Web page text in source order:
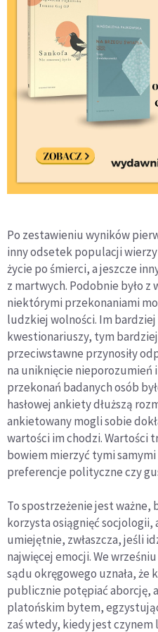
Po zestawieniu wyników
inny odsetek populacji
życie po śmierci, a jeszcze
z martwych. Podobnie było z
niektórymi przekonaniami
ludzkiej wolności. Im
kwestionariuszy, tym
przeciwstawne przynosiły
na uniknięcie nieporozumień
przekonań badanych osób
hasłowej ankiety dłuższą
ankietowany mogli sobie
wartości im chodzi. Wartości
bowiem mierzyć tymi
preferencje polityczne czy
To spostrzeżenie jest ważne,
korzysta osiągnięć socjologii,
umiejętnie, zwłaszcza, jeśli
najwięcej emocji. We
sądu okręgowego uznała, że
publicznie potępiać aborcję,
platońskim bytem,
zaś wtedy, kiedy jest